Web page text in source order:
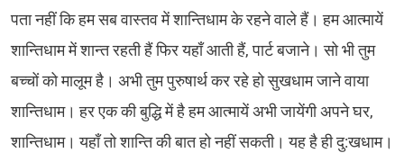
पता नहीं कि हम सब वास्तव में शान्तिधाम के रहने वाले हैं। हम आत्मायें
शान्तिधाम में शान्त रहती हैं फिर यहाँ आती हैं, पार्ट बजाने। सो भी तुम
बच्चों को मालूम है। अभी तुम पुरुषार्थ कर रहे हो सुखधाम जाने वाया
शान्तिधाम। हर एक की बुद्धि में है हम आत्मायें अभी जायेंगी अपने घर,
शान्तिधाम। यहाँ तो शान्ति की बात हो नहीं सकती। यह है ही दु:खधाम।